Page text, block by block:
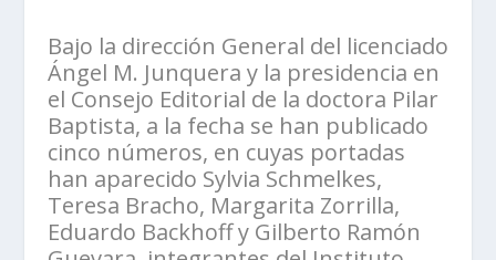
Bajo la dirección General del licenciado
Ángel M. Junquera y la presidencia en
el Consejo Editorial de la doctora Pilar
Baptista, a la fecha se han publicado
cinco números, en cuyas portadas
han aparecido Sylvia Schmelkes,
Teresa Bracho, Margarita Zorrilla,
Eduardo Backhoff y Gilberto Ramón